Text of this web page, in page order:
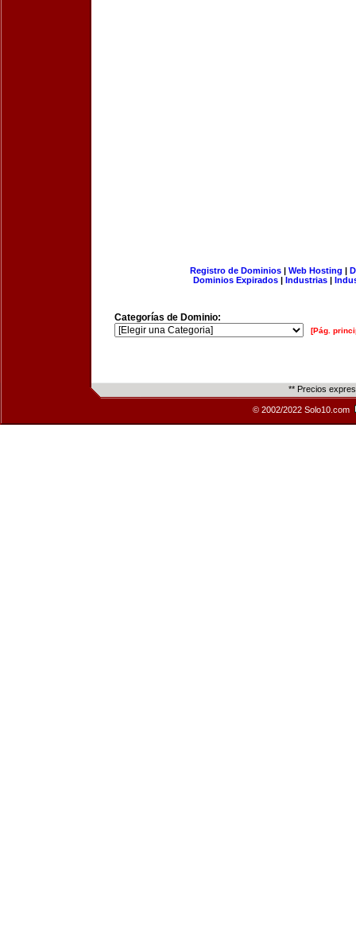
Registro de Dominios| Web Hosting |
Dominios Expirados | Industrias |
Categorías de Dominio:
[Pág.
** Precios
© 2002/2022 Solo10.com